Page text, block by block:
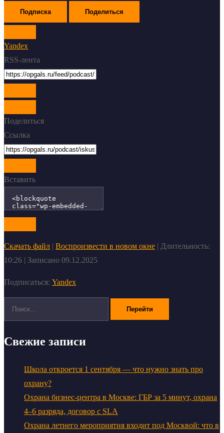
Подписка Поделиться
Yandex
RSS-лента
Поделиться
Ссылка
Вставить
Скачать файл | Воспроизвести в новом окне | Длительность:
10:26 | Записано 09.12.2025
Подписаться: Yandex
Свежие записи
Школа откроется 1 сентября — что нужно знать про
охрану?
Охрана бизнес-центра в Москве: ГБР за 5 минут, охрана
4–6 разряда, договор с SLA
Охрана летнего мероприятия входит под Москвой: что в